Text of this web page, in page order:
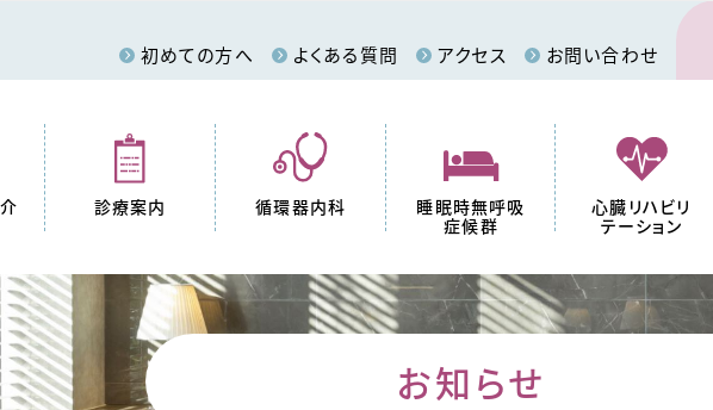
初めての方へ よくある質問 アクセス お問い合わせ
診療案内 循環器内科
睡眠時無呼吸
症候群
心臓リハビリ
テーション
お知らせ